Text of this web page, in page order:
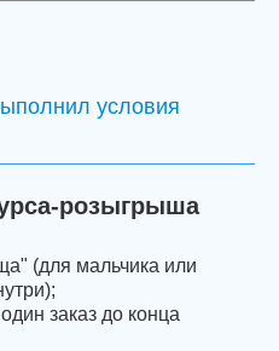
условия
розыгрыша
(для мальчика или
заказ до конца